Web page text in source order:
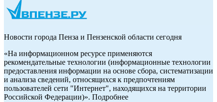
Новости города Пенза и Пензенской области сегодня
«На информационном ресурсе применяются
рекомендательные технологии (информационные технологии
предоставления информации на основе сбора, систематизации
и анализа сведений, относящихся к предпочтениям
пользователей сети "Интернет", находящихся на территории
Российской Федерации)». Подробнее